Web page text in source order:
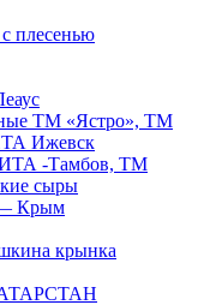
плесенью
ТМ «Ястро», ТМ
Ижевск
-Тамбов, ТМ
сыры
Крым
крынка